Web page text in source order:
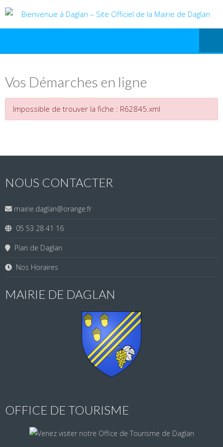
Vos Démarches en ligne
Impossible de trouver la fiche : R62845.xml
NOUS CONTACTER
mairie.daglan@orange.fr
05 53 28 41 16
Plan de Daglan
Nos Horaires
MAIRIE DE DAGLAN
OFFICE DE TOURISME